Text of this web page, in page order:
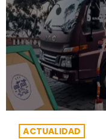
ACTUALIDAD